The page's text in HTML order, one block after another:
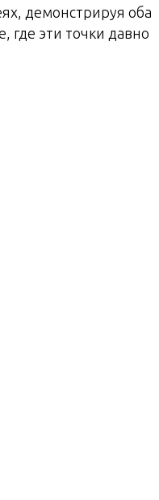
демонстрируя оба
где эти точки давно